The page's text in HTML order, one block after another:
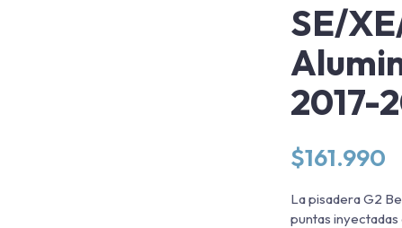
SE/
2017-
$161.990
La pisadera G2
puntas